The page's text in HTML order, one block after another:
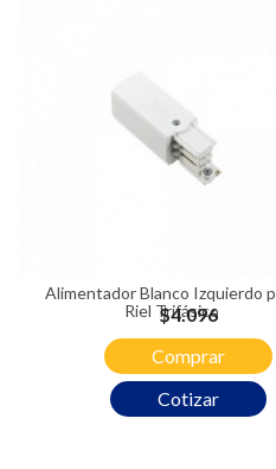
Alimentador Blanco Izquierdo para
Riel Trifásico
Cotizar
Precio
$4.096
Comprar